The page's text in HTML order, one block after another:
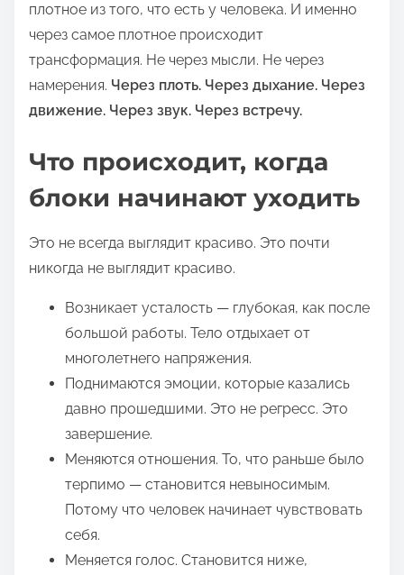
плотное из того, что есть у человека. И именно
через самое плотное происходит
трансформация. Не через мысли. Не через
намерения. Через плоть. Через дыхание. Через
движение. Через звук. Через встречу.
Что происходит, когда
блоки начинают уходить
Это не всегда выглядит красиво. Это почти
никогда не выглядит красиво.
Возникает усталость — глубокая, как после
большой работы. Тело отдыхает от
многолетнего напряжения.
Поднимаются эмоции, которые казались
давно прошедшими. Это не регресс. Это
завершение.
Меняются отношения. То, что раньше было
терпимо — становится невыносимым.
Потому что человек начинает чувствовать
себя.
Меняется голос. Становится ниже,